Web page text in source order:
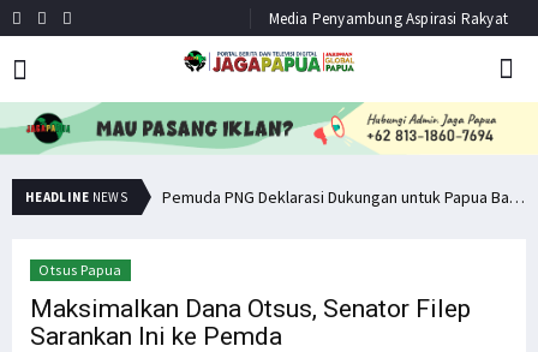
Media Penyambung Aspirasi Rakyat
HEADLINE NEWS Senator Filep Wamafma Terima Aspirasi Tim DOB Manokwari Barat Pemuda PNG Deklarasi Dukungan untuk Papua Barat Lawan TNI/Polri
Otsus Papua
Maksimalkan Dana Otsus, Senator Filep
Sarankan Ini ke Pemda